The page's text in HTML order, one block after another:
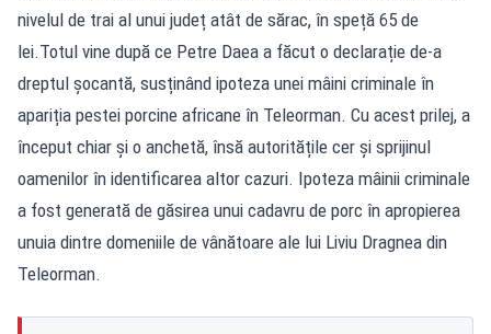
nivelul de trai al unui județ atât de sărac, în speță 65 de
lei.Totul vine după ce Petre Daea a făcut o declarație de-a
dreptul șocantă, susținând ipoteza unei mâini criminale în
apariția pestei porcine africane în Teleorman. Cu acest prilej, a
început chiar și o anchetă, însă autoritățile cer și sprijinul
oamenilor în identificarea altor cazuri. Ipoteza mâinii criminale
a fost generată de găsirea unui cadavru de porc în apropierea
unuia dintre domeniile de vânătoare ale lui Liviu Dragnea din
Teleorman.